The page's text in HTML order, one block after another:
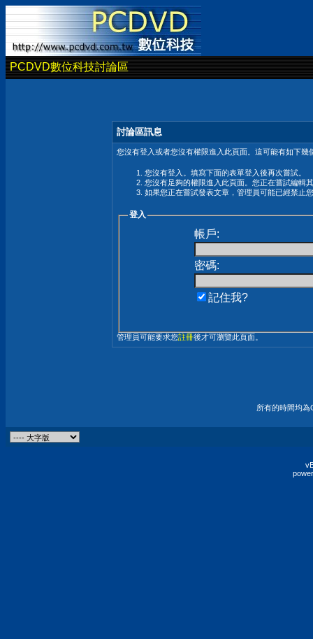
PCDVD數位科技討論區
討論區訊息
您沒有登入或者您沒有權限進入此頁面。這可能有如下幾
您沒有登入。填寫下面的表單登入後再次嘗試。
您沒有足夠的權限進入此頁面。您正在嘗試編輯
如果您正在嘗試發表文章，管理員可能已經禁止
登入
帳戶:
密碼:
記住我?
管理員可能要求您註冊後才可瀏覽此頁面。
所有的時間均為